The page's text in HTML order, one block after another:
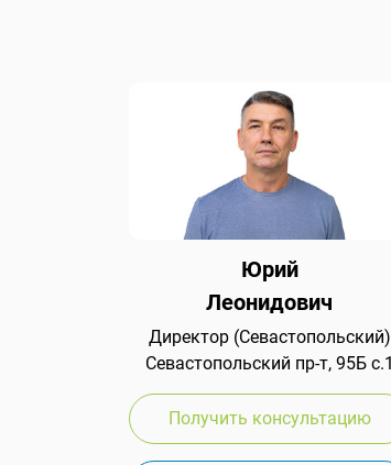
Юрий
Леонидович
Директор (Севастопольский)
Севастопольский пр-т, 95Б с.1
Получить консультацию